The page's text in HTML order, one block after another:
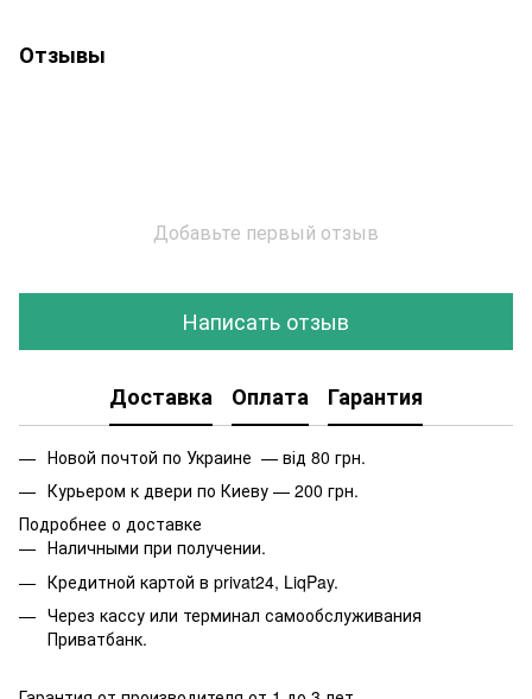
Отзывы
Добавьте первый отзыв
Написать отзыв
Доставка Оплата Гарантия
Новой почтой по Украине — від 80 грн.
Курьером к двери по Киеву — 200 грн.
Подробнее о доставке
Наличными при получении.
Кредитной картой в privat24, LiqPay.
Через кассу или терминал самообслуживания
Приватбанк.